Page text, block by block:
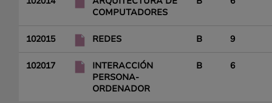
COMPUTADORES
102015 REDES B 9
102017
INTERACCIÓN
PERSONA-
ORDENADOR
B 6